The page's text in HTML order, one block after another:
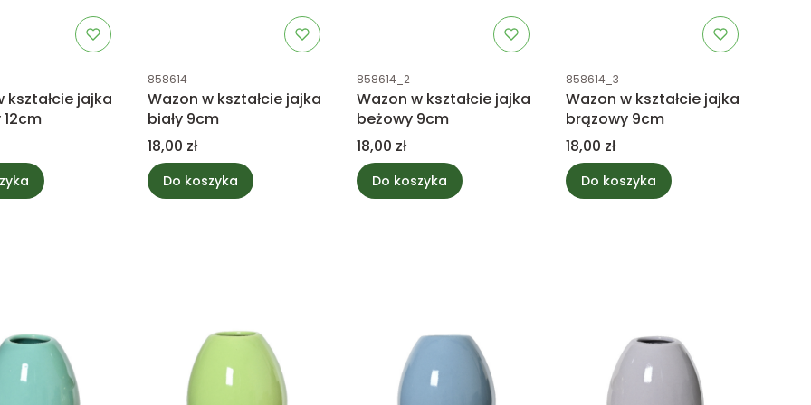
kształcie jajka
Kod produktu
858614
Wazon w kształcie jajka
biały 9cm
Cena
18,00 zł
Do koszyka
Kod produktu
858614_2
Wazon w kształcie jajka
beżowy 9cm
Cena
18,00 zł
Do koszyka
Kod produktu
858614_3
Wazon w kształcie jajka
brązowy 9cm
Cena
18,00 zł
Do koszyka